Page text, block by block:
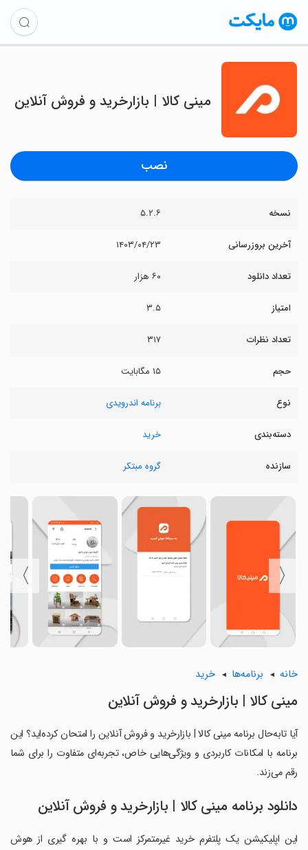
مینی کالا | بازارخرید و فروش آنلاین
نصب
نسخه ۵.۲.۶
آخرین بروزرسانی ۱۴۰۳/۰۴/۲۳
تعداد دانلود ۶۰ هزار
امتیاز ۳.۵
تعداد نظرات ۳۱۷
حجم ۱۵ مگابایت
نوع برنامه اندرویدی
دسته‌بندی خرید
سازنده گروه مبتکر
〈
〉
خانه برنامه‌ها خرید
مینی کالا | بازارخرید و فروش آنلاین
آیا تابه‌حال برنامه مینی کالا | بازارخرید و فروش آنلاین را امتحان کرده‌اید؟ این
برنامه با امکانات کاربردی و ویژگی‌هایی خاص، تجربه‌ای متفاوت را برای شما
رقم می‌زند.
دانلود برنامه مینی کالا | بازارخرید و فروش آنلاین
این اپلیکیشن یک پلتفرم خرید غیرمتمرکز است و با بهره‌ گیری از هوش